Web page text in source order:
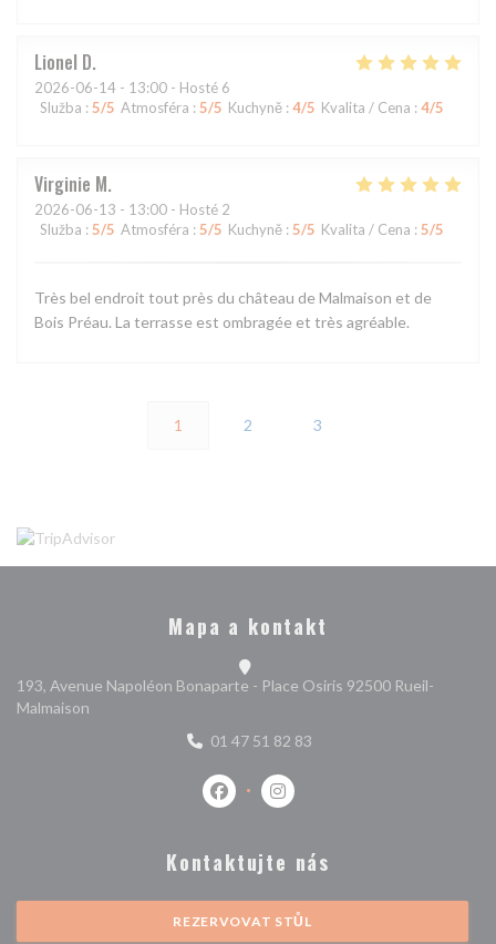
Lionel D
2026-06-14 - 13:00 - Hosté 6
Služba : 5/5 Atmosféra : 5/5 Kuchyně : 4/5 Kvalita / Cena : 4/5
Virginie M
2026-06-13 - 13:00 - Hosté 2
Služba : 5/5 Atmosféra : 5/5 Kuchyně : 5/5 Kvalita / Cena : 5/5
Très bel endroit tout près du château de Malmaison et de
Bois Préau. La terrasse est ombragée et très agréable.
1 2 3
Mapa a kontakt
193, Avenue Napoléon Bonaparte - Place Osiris 92500 Rueil-
Malmaison
01 47 51 82 83
Facebook ((otevře se v novém okně))
Instagram ((otevře se v
Kontaktujte nás
REZERVOVAT STŮL